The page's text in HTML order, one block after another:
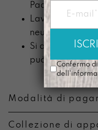
Padova
Lavabile a
neutro (senza
Si
può scolorire
Modalità di
Collezione di
Confermo